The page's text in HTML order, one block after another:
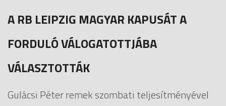
A RB LEIPZIG MAGYAR KAPUSÁT A
FORDULÓ VÁLOGATOTTJÁBA
VÁLASZTOTTÁK
Gulácsi Péter remek szombati teljesítményével